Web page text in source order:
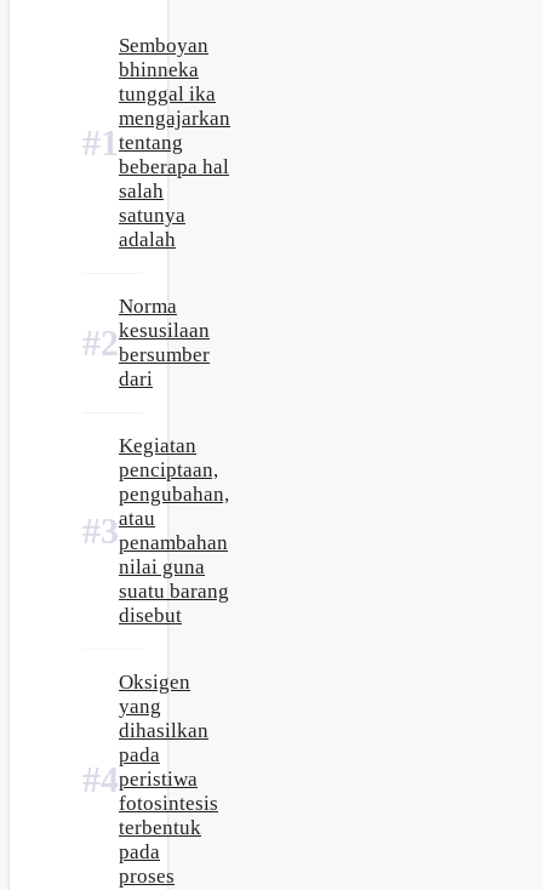
Semboyan
bhinneka
tunggal ika
mengajarkan
tentang
beberapa hal
salah
satunya
adalah
Norma
kesusilaan
bersumber
dari
Kegiatan
penciptaan,
pengubahan,
atau
penambahan
nilai guna
suatu barang
disebut
Oksigen
yang
dihasilkan
pada
peristiwa
fotosintesis
terbentuk
pada
proses